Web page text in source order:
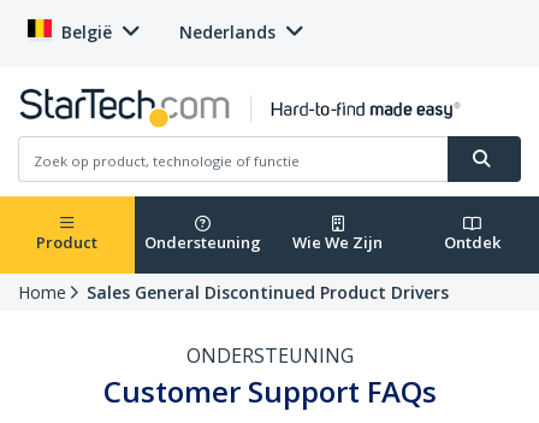
België Nederlands
Product Ondersteuning Wie We Zijn Ontdek
Home Sales General Discontinued Product Drivers
ONDERSTEUNING
Customer Support FAQs